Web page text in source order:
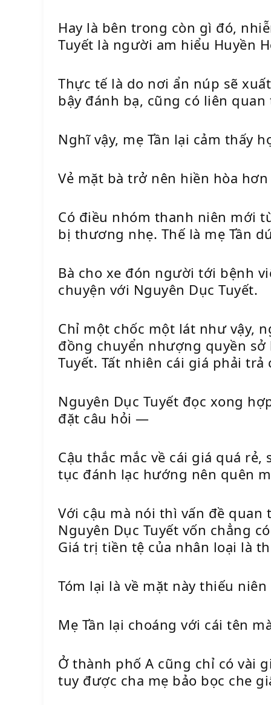
Hay là bên trong còn gì đó,
Tuyết là người am hiểu Huyền
Thực tế là do nơi ẩn núp sẽ
bậy đánh bạ, cũng có liên
Nghĩ vậy, mẹ Tần lại cảm thấy
Vẻ mặt bà trở nên hiền hòa
Có điều nhóm thanh niên mới
bị thương nhẹ. Thế là mẹ Tần
Bà cho xe đón người tới bệnh
chuyện với Nguyên Dục Tuyết.
Chỉ một chốc một lát như vậy,
đồng chuyển nhượng quyền
Tuyết. Tất nhiên cái giá phải
Nguyên Dục Tuyết đọc xong
đặt câu hỏi —
Cậu thắc mắc về cái giá quá
tục đánh lạc hướng nên quên
Với cậu mà nói thì vấn đề
Nguyên Dục Tuyết vốn chẳng
Giá trị tiền tệ của nhân loại là
Tóm lại là về mặt này thiếu
Mẹ Tần lại choáng với cái tên
Ở thành phố A cũng chỉ có vài
tuy được cha mẹ bảo bọc che